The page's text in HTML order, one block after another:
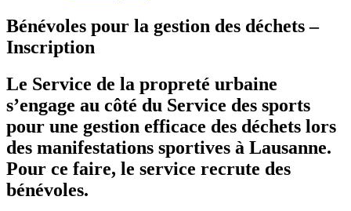
Bénévoles pour la gestion des déchets –
Inscription
Le Service de la propreté urbaine
s’engage au côté du Service des sports
pour une gestion efficace des déchets lors
des manifestations sportives à Lausanne.
Pour ce faire, le service recrute des
bénévoles.